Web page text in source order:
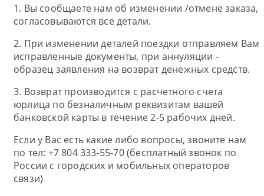
1. Вы сообщаете нам об изменении /отмене заказа,
согласовываются все детали.
2. При изменении деталей поездки отправляем Вам
исправленные документы, при аннуляции -
образец заявления на возврат денежных средств.
3. Возврат производится с расчетного счета
юрлица по безналичным реквизитам вашей
банковской карты в течение 2-5 рабочих дней.
Если у Вас есть какие либо вопросы, звоните нам
по тел: +7 804 333-55-70 (бесплатный звонок по
России с городских и мобильных операторов
связи)